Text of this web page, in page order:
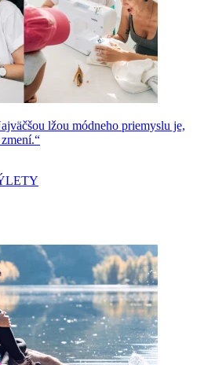
lžou módneho priemyslu je,